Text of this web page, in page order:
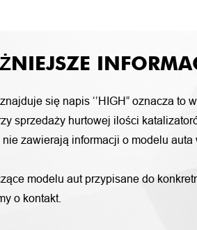
się napis ‘’HIGH” oznacza
sprzedaży hurtowej ilości
nie zawierają informacji o modelu auta
modelu aut przypisane do
o kontakt.